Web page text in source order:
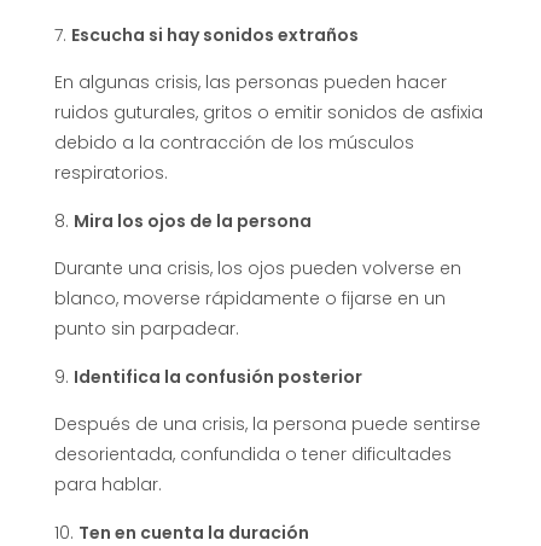
Escucha si hay sonidos extraños
En algunas crisis, las personas pueden hacer
ruidos guturales, gritos o emitir sonidos de asfixia
debido a la contracción de los músculos
respiratorios.
Mira los ojos de la persona
Durante una crisis, los ojos pueden volverse en
blanco, moverse rápidamente o fijarse en un
punto sin parpadear.
Identifica la confusión posterior
Después de una crisis, la persona puede sentirse
desorientada, confundida o tener dificultades
para hablar.
Ten en cuenta la duración